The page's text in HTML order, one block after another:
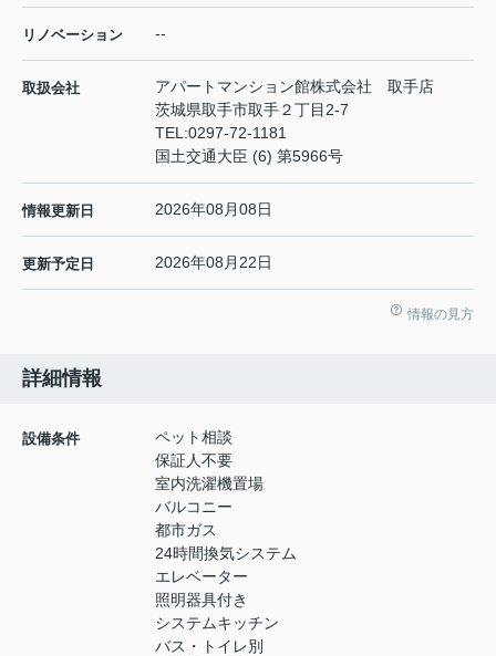
リノベーション --
取扱会社
アパートマンション館株式会社 取手店
茨城県取手市取手２丁目2-7
TEL:0297-72-1181
国土交通大臣 (6) 第5966号
情報更新日 2026年08月08日
更新予定日 2026年08月22日
情報の見方
詳細情報
設備条件
ペット相談
保証人不要
室内洗濯機置場
バルコニー
都市ガス
24時間換気システム
エレベーター
照明器具付き
システムキッチン
バス・トイレ別